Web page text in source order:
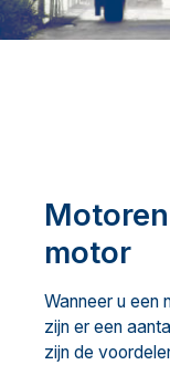
motor
Wanneer u een
zijn er een
zijn de